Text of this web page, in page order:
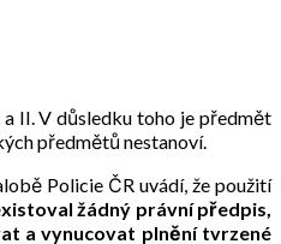
II. V důsledku toho je předmět
předmětů nestanoví.
Policie ČR uvádí, že použití
žádný právní předpis,
a vynucovat plnění tvrzené